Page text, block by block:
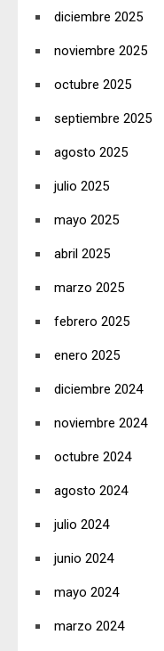
diciembre 2025
noviembre 2025
octubre 2025
septiembre 2025
agosto 2025
julio 2025
mayo 2025
abril 2025
marzo 2025
febrero 2025
enero 2025
diciembre 2024
noviembre 2024
octubre 2024
agosto 2024
julio 2024
junio 2024
mayo 2024
marzo 2024